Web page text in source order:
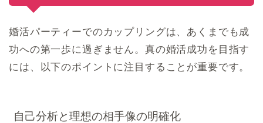
婚活パーティーでのカップリングは、あくまでも成
功への第一歩に過ぎません。真の婚活成功を目指す
には、以下のポイントに注目することが重要です。
自己分析と理想の相手像の明確化